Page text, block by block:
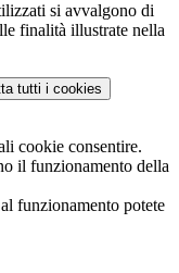
si avvalgono di
finalità illustrate nella
tutti i cookies
cookie consentire.
il funzionamento della
funzionamento potete